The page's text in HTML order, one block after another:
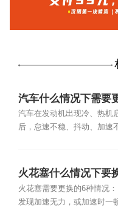
汽车什么情况下需要
汽车在发动机出现冷、热机
后，怠速不稳、抖动、加速
火花塞什么情况下要
火花塞需要更换的6种情况
发现加速无力，或加速时一